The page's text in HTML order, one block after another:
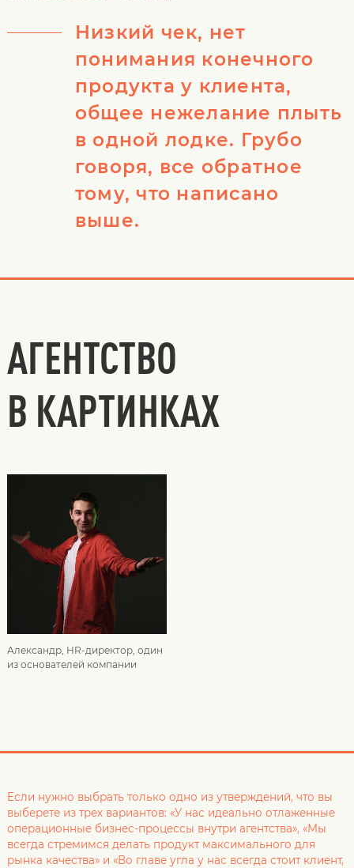
Низкий чек, нет
понимания конечного
продукта у клиента,
общее нежелание плыть
в одной лодке. Грубо
говоря, все обратное
тому, что написано
выше.
АГЕНТСТВО
В КАРТИНКАХ
Александр, HR-директор, один
из основателей компании
Если нужно выбрать только одно из утверждений, что вы
выберете из трех вариантов: «У нас идеально отлаженные
операционные бизнес-процессы внутри агентства», «Мы
всегда стремимся делать продукт максимального для
рынка качества» и «Во главе угла у нас всегда стоит клиент,